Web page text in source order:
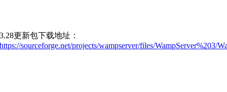
3.28更新包下载地址：
https://sourceforge.net/projects/wampserver/files/WampServer%203/